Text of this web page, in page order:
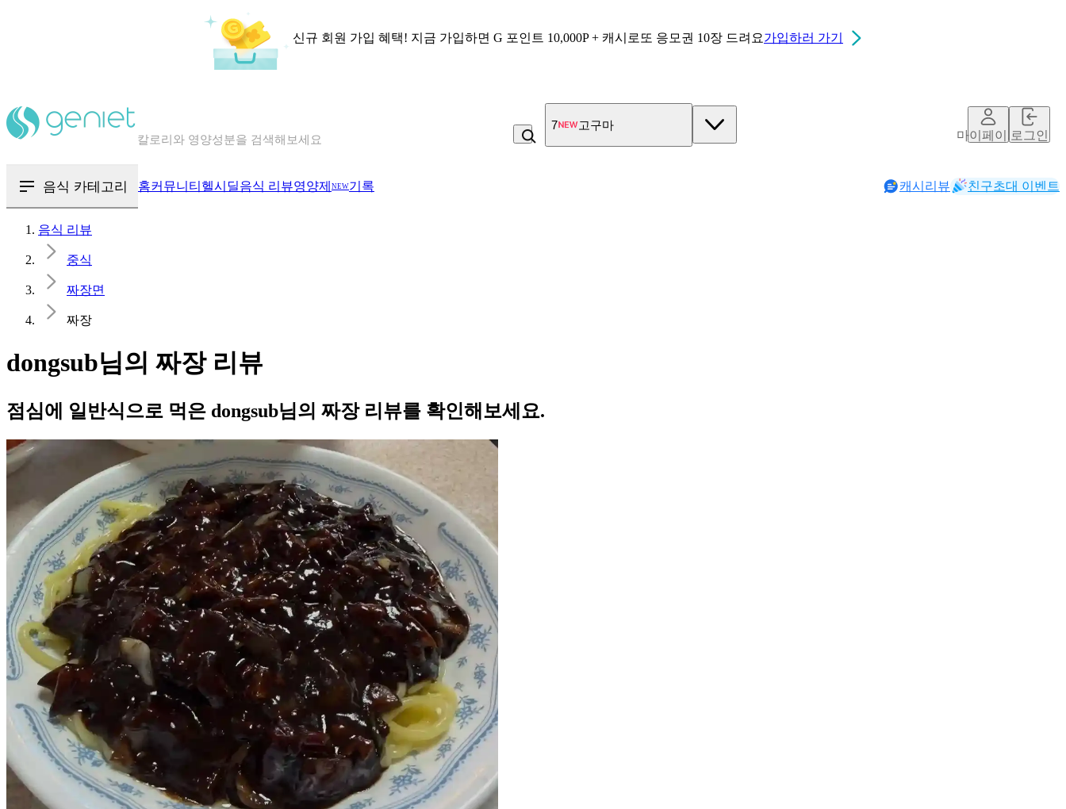
신규 회원 가입 혜택! 지금 가입하면 G 포인트 10,000P + 캐시로또 응모권 10장 드려요가입하러 가기
혈당 · 다이어트 음식 검색해보세요
7 고구마
마이페이지로그인
음식 카테고리 홈커뮤니티 헬시딜음식 리뷰영양제 NEW기록 캐시리뷰 친구초대 이벤트
음식 리뷰
중식
짜장면
짜장
dongsub님의 짜장 리뷰
점심에 일반식으로 먹은 dongsub님의 짜장 리뷰를 확인해보세요.